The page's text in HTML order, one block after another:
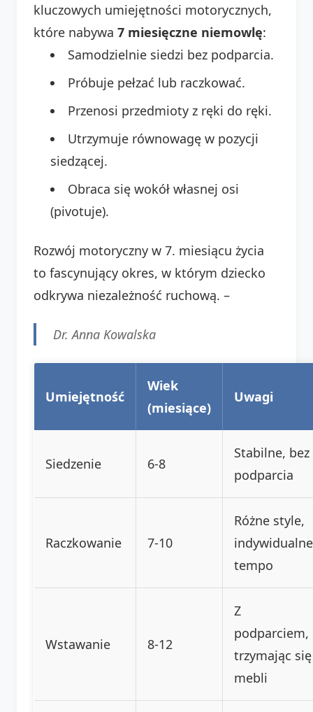
kluczowych umiejętności motorycznych,
które nabywa 7 miesięczne niemowlę:
Samodzielnie siedzi bez podparcia.
Próbuje pełzać lub raczkować.
Przenosi przedmioty z ręki do ręki.
Utrzymuje równowagę w pozycji
siedzącej.
Obraca się wokół własnej osi
(pivotuje).
Rozwój motoryczny w 7. miesiącu życia
to fascynujący okres, w którym dziecko
odkrywa niezależność ruchową. –
Dr. Anna Kowalska
Umiejętność
Wiek
(miesiące)
Uwagi
Siedzenie 6-8
Stabilne, bez
podparcia
Raczkowanie 7-10
Różne style,
indywidualne
tempo
Wstawanie 8-12
Z
podparciem,
trzymając się
mebli